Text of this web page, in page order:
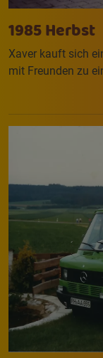
1985 Herbst
Xaver kauft sich
mit Freunden zu